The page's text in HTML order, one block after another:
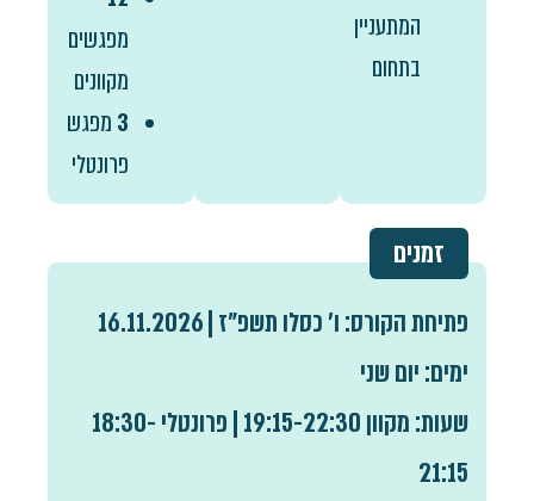
המתעניין
בתחום
מפגשים
מקוונים
3 מפגש
פרונטלי
זמנים
פתיחת הקורס:ו' כסלו תשפ"ז | 16.11.2026
ימים:יום שני
שעות:
מקוון 19:15-22:30 | פרונטלי 18:30-
21:15